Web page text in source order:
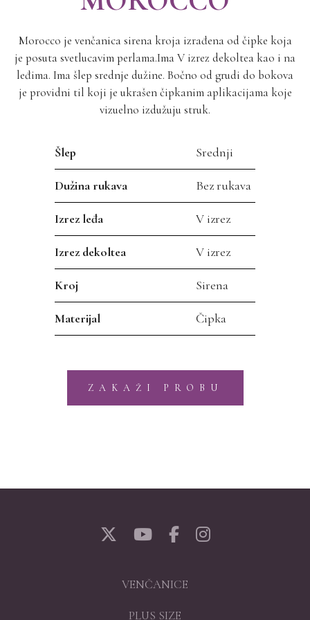
Morocco je venčanica sirena kroja izrađena od čipke koja
je posuta svetlucavim perlama.Ima V izrez dekoltea kao i na
leđima. Ima šlep srednje dužine. Bočno od grudi do bokova
je providni til koji je ukrašen čipkanim aplikacijama koje
vizuelno izdužuju struk.
Šlep Srednji
Dužina rukava Bez rukava
Izrez leđa V izrez
Izrez dekoltea V izrez
Kroj Sirena
Materijal Čipka
ZAKAŽI PROBU
VENČANICE
PLUS SIZE